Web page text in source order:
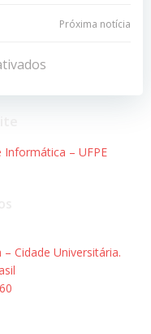
Próxima notícia
– UFPE
Cidade Universitária.